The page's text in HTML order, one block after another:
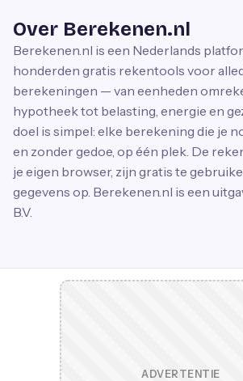
Over Berekenen.nl
Berekenen.nl is een Nederlands
honderden gratis rekentools voor
berekeningen — van eenheden
hypotheek tot belasting, energie en
doel is simpel: elke berekening die je
en zonder gedoe, op één plek. De
je eigen browser, zijn gratis te
gegevens op. Berekenen.nl is een
B.V.
ADVERTENTIE